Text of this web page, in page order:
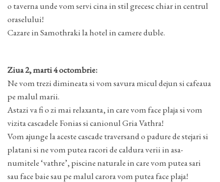
o taverna unde vom servi cina in stil grecesc chiar in centrul
oraselului!
Cazare in Samothraki la hotel in camere duble.
Ziua 2, marti 4 octombrie:
Ne vom trezi dimineata si vom savura micul dejun si cafeaua
pe malul marii.
Astazi va fi o zi mai relaxanta, in care vom face plaja si vom
vizita cascadele Fonias si canionul Gria Vathra!
Vom ajunge la aceste cascade traversand o padure de stejari si
platani si ne vom putea racori de caldura verii in asa-
numitele ‘vathre’, piscine naturale in care vom putea sari
sau face baie sau pe malul carora vom putea face plaja!